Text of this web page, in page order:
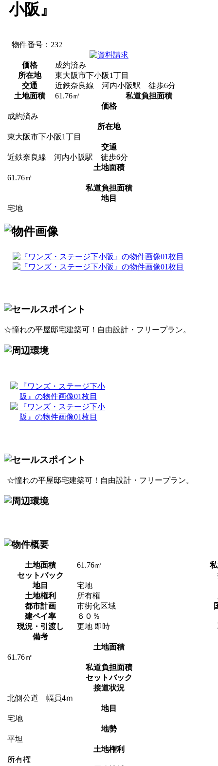
小阪』
物件番号：232
価格
成約済み
所在地
東大阪市下小阪1丁目
交通
近鉄奈良線 河内小阪駅 徒歩6分
土地面積
61.76㎡
私道負担面積
価格
成約済み
所在地
東大阪市下小阪1丁目
交通
近鉄奈良線 河内小阪駅 徒歩6分
土地面積
61.76㎡
私道負担面積
地目
宅地
☆憧れの平屋邸宅建築可！自由設計・フリープラン。
☆憧れの平屋邸宅建築可！自由設計・フリープラン。
土地面積 61.76㎡
セットバック
地目
宅地
土地権利
所有権
都市計画
市街化区域
建ペイ率
６０％
現況・引渡し
更地 即時
備考
土地面積
61.76㎡
私道負担面積
セットバック
接道状況
北側公道 幅員4ｍ
地目
宅地
地勢
平坦
土地権利
所有権